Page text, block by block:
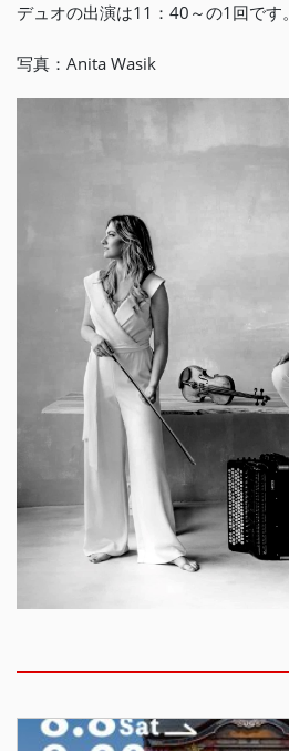
デュオの出演は11：40～の1回です。
写真：Anita Wasik